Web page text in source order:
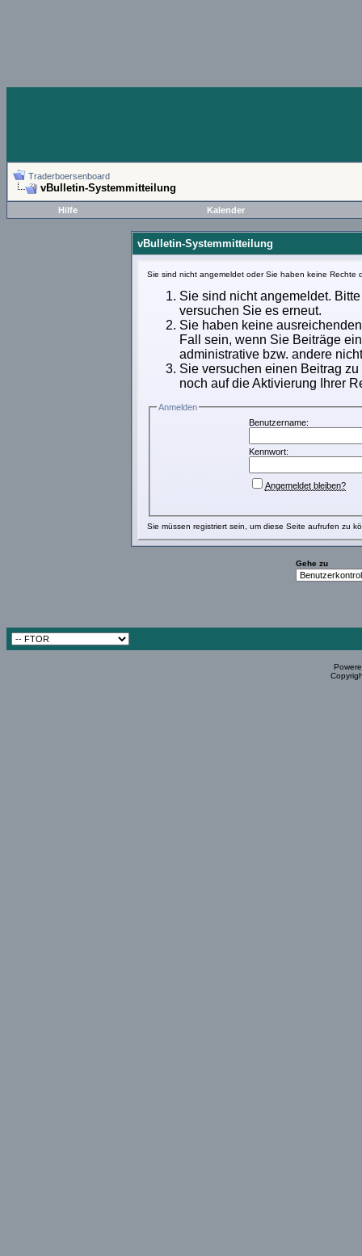
Traderboersenboard
vBulletin-Systemmitteilung
Hilfe Kalender
vBulletin-Systemmitteilung
Sie sind nicht angemeldet oder Sie haben keine
Sie sind nicht angemeldet.
versuchen Sie es erneut.
Sie haben keine
Fall sein, wenn Sie Beiträge
administrative bzw. andere
Sie versuchen einen Beitrag
noch auf die Aktivierung Ihrer
Anmelden
Benutzername:
Kennwort:
Angemeldet bleiben?
Sie müssen registriert sein, um diese Seite aufrufen zu
Gehe zu